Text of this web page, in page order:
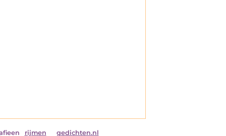
rijmen gedichten.nl